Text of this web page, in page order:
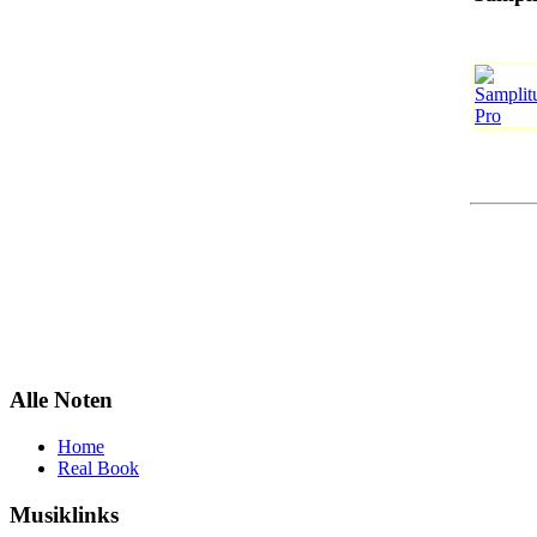
Alle Noten
Home
Real Book
Musiklinks